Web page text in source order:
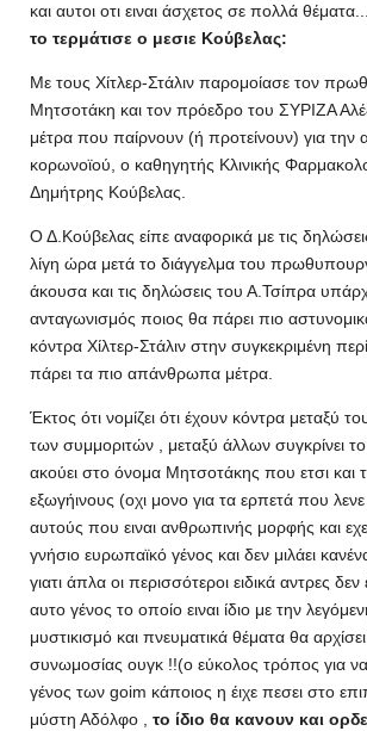
και αυτοι οτι ειναι άσχετος σε πολλά θέματα...
το τερμάτισε ο μεσιε Κούβελας:
Με τους Χίτλερ-Στάλιν παρομοίασε τον
Μητσοτάκη και τον πρόεδρο του ΣΥΡΙΖΑ
μέτρα που παίρνουν (ή προτείνουν) για την
κορωνοϊού, ο καθηγητής Κλινικής
Δημήτρης Κούβελας.
Ο Δ.Κούβελας είπε αναφορικά με τις
λίγη ώρα μετά το διάγγελμα του
άκουσα και τις δηλώσεις του Α.Τσίπρα
ανταγωνισμός ποιος θα πάρει πιο
κόντρα Χίλτερ-Στάλιν στην συγκεκριμένη
πάρει τα πιο απάνθρωπα μέτρα.
Έκτος ότι νομίζει ότι έχουν κόντρα μεταξύ
των συμμοριτών , μεταξύ άλλων συγκρίνει
ακούει στο όνομα Μητσοτάκης που ετσι και
εξωγήινους (οχι μονο για τα ερπετά που λενε
αυτούς που ειναι ανθρωπινής μορφής και
γνήσιο ευρωπαϊκό γένος και δεν μιλάει
γιατι άπλα οι περισσότεροι ειδικά αντρες
αυτο γένος το οποίο ειναι ίδιο με την
μυστικισμό και πνευματικά θέματα θα
συνωμοσίας ουγκ !!(ο εύκολος τρόπος για να
γένος των goim κάποιος η έιχε πεσει στο
μύστη Αδόλφο , το ίδιο θα κανουν και